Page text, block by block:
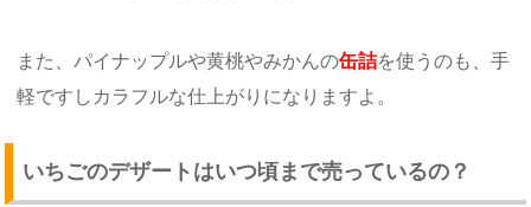
また、パイナップルや黄桃やみかんの缶詰を使うのも、手
軽ですしカラフルな仕上がりになりますよ。
いちごのデザートはいつ頃まで売っているの？